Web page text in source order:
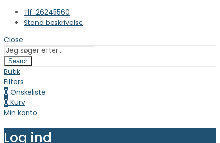
Tlf: 26245560
Stand beskrivelse
Close
Search
Butik
Filters
0 Ønskeliste
0 Kurv
Min konto
Log ind